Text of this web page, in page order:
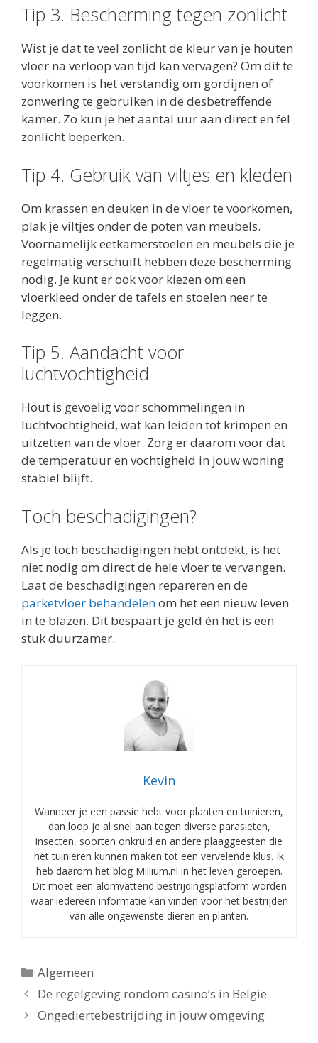
Tip 3. Bescherming tegen zonlicht
Wist je dat te veel zonlicht de kleur van je houten
vloer na verloop van tijd kan vervagen? Om dit te
voorkomen is het verstandig om gordijnen of
zonwering te gebruiken in de desbetreffende
kamer. Zo kun je het aantal uur aan direct en fel
zonlicht beperken.
Tip 4. Gebruik van viltjes en kleden
Om krassen en deuken in de vloer te voorkomen,
plak je viltjes onder de poten van meubels.
Voornamelijk eetkamerstoelen en meubels die je
regelmatig verschuift hebben deze bescherming
nodig. Je kunt er ook voor kiezen om een
vloerkleed onder de tafels en stoelen neer te
leggen.
Tip 5. Aandacht voor
luchtvochtigheid
Hout is gevoelig voor schommelingen in
luchtvochtigheid, wat kan leiden tot krimpen en
uitzetten van de vloer. Zorg er daarom voor dat
de temperatuur en vochtigheid in jouw woning
stabiel blijft.
Toch beschadigingen?
Als je toch beschadigingen hebt ontdekt, is het
niet nodig om direct de hele vloer te vervangen.
Laat de beschadigingen repareren en de
parketvloer behandelenom het een nieuw leven
in te blazen. Dit bespaart je geld én het is een
stuk duurzamer.
Kevin
Wanneer je een passie hebt voor planten en tuinieren,
dan loop je al snel aan tegen diverse parasieten,
insecten, soorten onkruid en andere plaaggeesten die
het tuinieren kunnen maken tot een vervelende klus. Ik
heb daarom het blog Millium.nl in het leven geroepen.
Dit moet een alomvattend bestrijdingsplatform worden
waar iedereen informatie kan vinden voor het bestrijden
van alle ongewenste dieren en planten.
Categorieën
Algemeen
De regelgeving rondom casino’s in België
Ongediertebestrijding in jouw omgeving